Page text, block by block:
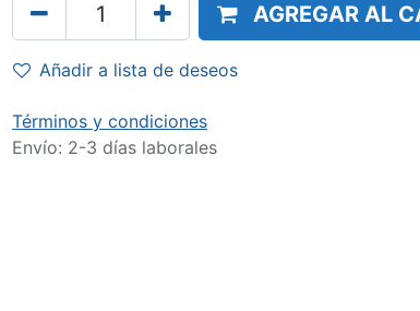
AGREGAR AL
Añadir a lista de deseos
Términos y condiciones
Envío: 2-3 días laborales